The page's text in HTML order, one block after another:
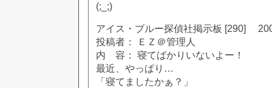
(;_;)
アイス・ブルー探偵社掲示板 [290]
投稿者： ＥＺ＠管理人
内 容： 寝てばかりいないよー！
最近、やっぱり…
「寝てましたかぁ？」